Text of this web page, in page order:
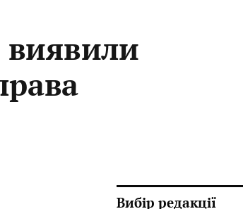
виявили
Вибір редакції